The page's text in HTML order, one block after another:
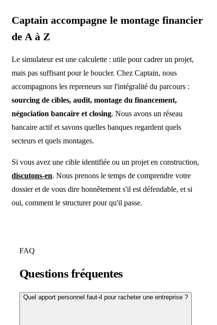
Captain accompagne le montage financier
de A à Z
Le simulateur est une calculette : utile pour cadrer un projet,
mais pas suffisant pour le boucler. Chez Captain, nous
accompagnons les repreneurs sur l'intégralité du parcours :
sourcing de cibles, audit, montage du financement,
négociation bancaire et closing. Nous avons un réseau
bancaire actif et savons quelles banques regardent quels
secteurs et quels montages.
Si vous avez une cible identifiée ou un projet en construction,
discutons-en. Nous prenons le temps de comprendre votre
dossier et de vous dire honnêtement s'il est défendable, et si
oui, comment le structurer pour qu'il passe.
FAQ
Questions fréquentes
Quel apport personnel faut-il pour racheter une entreprise ?